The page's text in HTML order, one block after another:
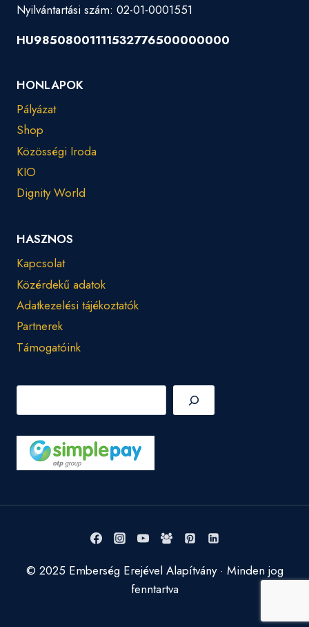
Nyilvántartási szám: 02-01-0001551
HU98508001111532776500000000
HONLAPOK
Pályázat
Shop
Közösségi Iroda
KIO
Dignity World
HASZNOS
Kapcsolat
Közérdekű adatok
Adatkezelési tájékoztatók
Partnerek
Támogatóink
© 2025 Emberség Erejével Alapítvány · Minden jog
fenntartva